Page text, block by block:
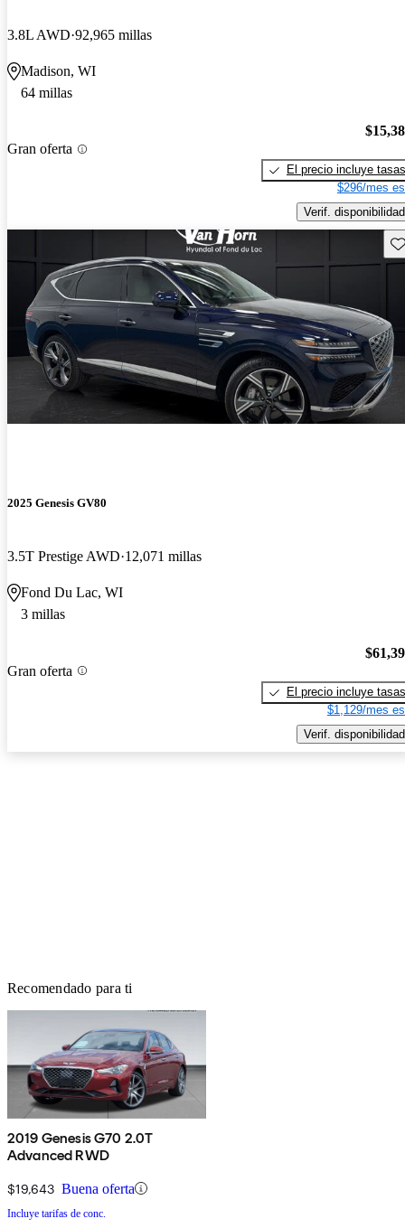
3.8L AWD 92,965 millas
Madison, WI
64 millas
Gran oferta
El precio incluye tasas
$296/mes
Verif. disponibilidad
2025 Genesis GV80
3.5T Prestige AWD 12,071 millas
Fond Du Lac, WI
3 millas
Gran oferta
El precio incluye tasas
$1,129/mes
Verif. disponibilidad
Recomendado para ti
2019 Genesis G70 2.0T
Advanced RWD
$19,643 Buena oferta
Incluye tarifas de conc.